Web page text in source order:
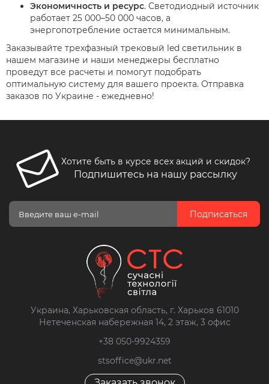
Экономичность и ресурс. Светодиодный источник
работает 25 000–50 000 часов, а
энергопотребление остается минимальным.
Заказывайте трехфазный трековый led светильник в
нашем магазине и наши менеджеры бесплатно
проведут все расчеты и помогут подобрать
оптимальную систему для вашего проекта. Отправка
заказов по Украине - ежедневно!
Хотите быть в курсе всех акций и скидок?
Подпишитесь на нашу рассылку
Подписаться
Украина, Харьковская область, г. Харьков 61010
Нетеченская набережная 14, 2 этаж, 3 офис
+38 050-9924359
stsoffice@ukr.net